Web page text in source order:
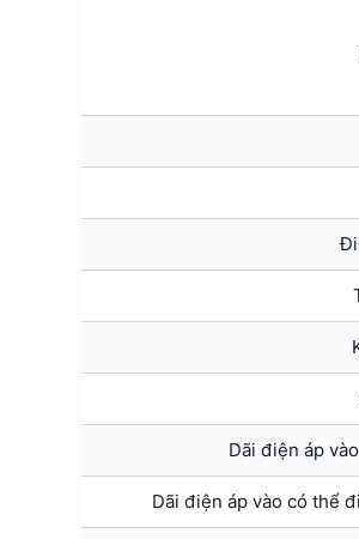
Dãi điện áp
Dãi điện áp vào có thể